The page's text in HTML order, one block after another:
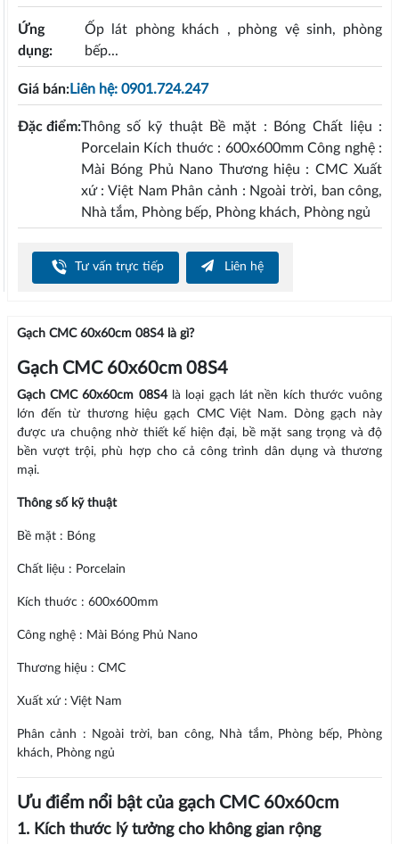
Ứng
dụng:
Ốp lát phòng khách , phòng vệ sinh, phòng
bếp...
Giá bán:Liên hệ: 0901.724.247
Đặc điểm:Thông số kỹ thuật Bề mặt : Bóng Chất liệu :
Porcelain Kích thuớc : 600x600mm Công nghệ :
Mài Bóng Phủ Nano Thương hiệu : CMC Xuất
xứ : Việt Nam Phân cảnh : Ngoài trời, ban công,
Nhà tắm, Phòng bếp, Phòng khách, Phòng ngủ
Tư vấn trực tiếp Liên hệ
Gạch CMC 60x60cm 08S4 là gì?
Gạch CMC 60x60cm 08S4
Gạch CMC 60x60cm 08S4là loại gạch lát nền kích thước vuông
lớn đến từ thương hiệu gạch CMC Việt Nam. Dòng gạch này
được ưa chuộng nhờ thiết kế hiện đại, bề mặt sang trọng và độ
bền vượt trội, phù hợp cho cả công trình dân dụng và thương
mại.
Thông số kỹ thuật
Bề mặt : Bóng
Chất liệu : Porcelain
Kích thuớc : 600x600mm
Công nghệ : Mài Bóng Phủ Nano
Thương hiệu : CMC
Xuất xứ : Việt Nam
Phân cảnh : Ngoài trời, ban công, Nhà tắm, Phòng bếp, Phòng
khách, Phòng ngủ
Ưu điểm nổi bật của gạch CMC 60x60cm
1. Kích thước lý tưởng cho không gian rộng